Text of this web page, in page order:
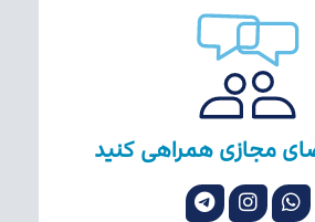
مجازی همراهی کنید